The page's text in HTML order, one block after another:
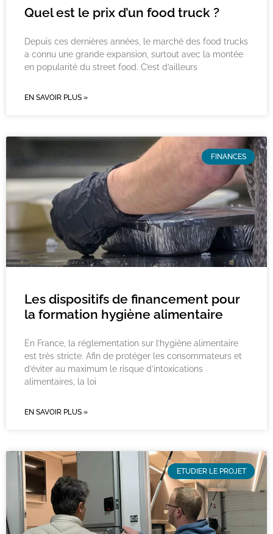
Quel est le prix d’un food truck ?
Depuis ces dernières années, le marché des food trucks
a connu une grande expansion, surtout avec la montée
en popularité du street food. C’est d’ailleurs
EN SAVOIR PLUS »
FINANCES
Les dispositifs de financement pour
la formation hygiène alimentaire
En France, la réglementation sur l’hygiène alimentaire
est très stricte. Afin de protéger les consommateurs et
d’éviter au maximum le risque d’intoxications
alimentaires, la loi
EN SAVOIR PLUS »
ETUDIER LE PROJET